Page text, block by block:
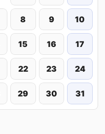
8 9 10
15 16 17
22 23 24
29 30 31